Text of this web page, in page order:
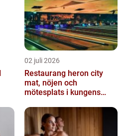
02 juli 2026
Restaurang heron city
mat, nöjen och
mötesplats i kungens